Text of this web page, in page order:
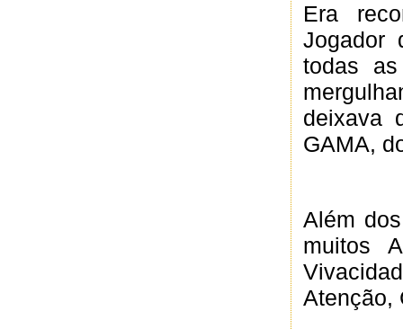
Era
Jogador
todas
deixava
GAMA,
Além
muitos
Atenção,